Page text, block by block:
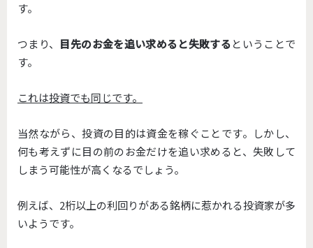
す。
つまり、 目先のお金を追い求めると失敗するということで
す。
これは投資でも同じです。
当然ながら、投資の目的は資金を稼ぐことです。しかし、
何も考えずに目の前のお金だけを追い求めると、失敗して
しまう可能性が高くなるでしょう。
例えば、2桁以上の利回りがある銘柄に惹かれる投資家が多
いようです。